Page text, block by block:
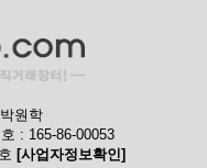
원학
: 165-86-00053
[사업자정보확인]